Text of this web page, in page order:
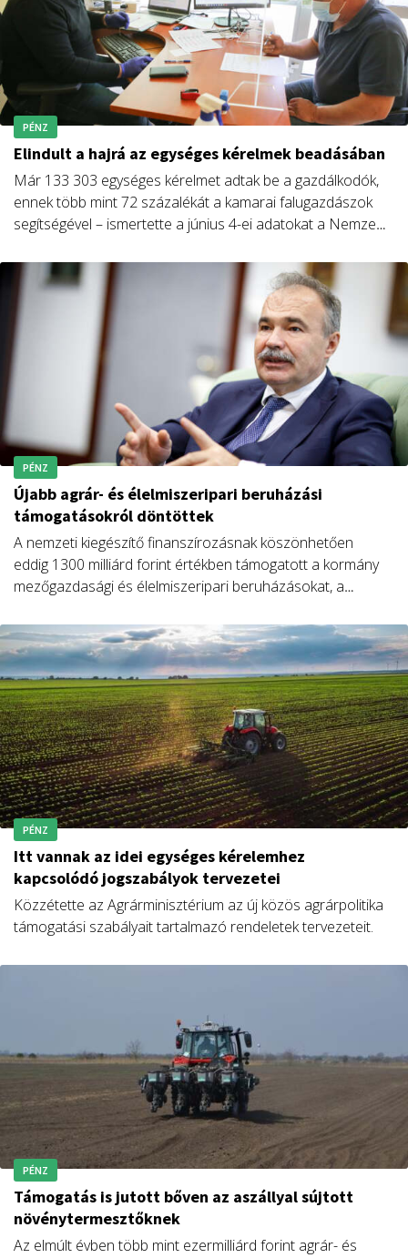
PÉNZ
Elindult a hajrá az egységes kérelmek beadásában
Már 133 303 egységes kérelmet adtak be a gazdálkodók,
ennek több mint 72 százalékát a kamarai falugazdászok
segítségével – ismertette a június 4-ei adatokat a Nemzeti
PÉNZ
Újabb agrár- és élelmiszeripari beruházási
támogatásokról döntöttek
A nemzeti kiegészítő finanszírozásnak köszönhetően
eddig 1300 milliárd forint értékben támogatott a kormány
mezőgazdasági és élelmiszeripari beruházásokat, a
forint támogatásban.
PÉNZ
Itt vannak az idei egységes kérelemhez
kapcsolódó jogszabályok tervezetei
Közzétette az Agrárminisztérium az új közös agrárpolitika
támogatási szabályait tartalmazó rendeletek tervezeteit.
PÉNZ
Támogatás is jutott bőven az aszállyal sújtott
növénytermesztőknek
Az elmúlt évben több mint ezermilliárd forint agrár- és